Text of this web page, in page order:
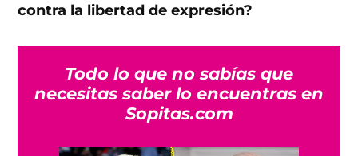
contra la libertad de expresión?
Todo lo que no sabías que
necesitas saber lo encuentras en
Sopitas.com